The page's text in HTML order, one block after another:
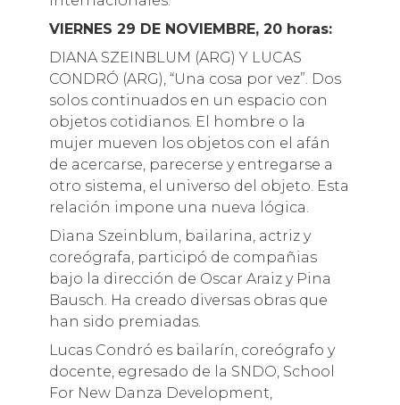
VIERNES 29 DE NOVIEMBRE, 20 horas:
DIANA SZEINBLUM (ARG) Y LUCAS
CONDRÓ (ARG), “Una cosa por vez”. Dos
solos continuados en un espacio con
objetos cotidianos. El hombre o la
mujer mueven los objetos con el afán
de acercarse, parecerse y entregarse a
otro sistema, el universo del objeto. Esta
relación impone una nueva lógica.
Diana Szeinblum, bailarina, actriz y
coreógrafa, participó de compañias
bajo la dirección de Oscar Araiz y Pina
Bausch. Ha creado diversas obras que
han sido premiadas.
Lucas Condró es bailarín, coreógrafo y
docente, egresado de la SNDO, School
For New Danza Development,